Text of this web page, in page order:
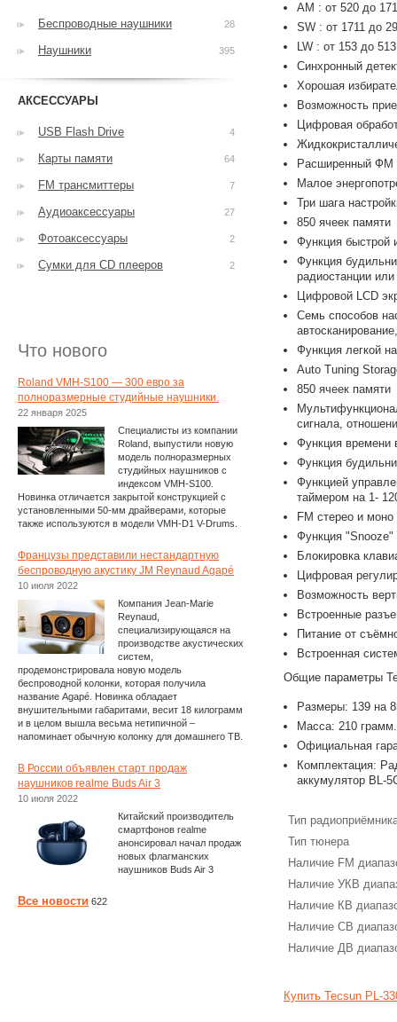
AM : от 520 до
SW : от 1711 до
LW : от 153 до
Синхронный
Хорошая
Возможность
Цифровая
Расширенный ФМ
Малое
Три шага
850 ячеек памяти
Функция быстрой
Функция
радиостанции
Цифровой LCD
Семь способов
Функция легкой
Auto Tuning
850 ячеек памяти
сигнала,
Функция времени
Функция
Функцией
таймером на 1-
FM стерео и моно
Функция "Snooze"
Блокировка
Цифровая
Возможность
Встроенные
Питание от
Встроенная
Общие параметры
Размеры: 139 на
Масса: 210
Официальная
Комплектация:
аккумулятор BL-
Тип
Тип тюнера
Наличие FM
Наличие УКВ
Наличие КВ
Наличие СВ
Наличие ДВ
Купить Tecsun PL-
Беспроводные наушники 28
Наушники 395
АКСЕССУАРЫ
USB Flash Drive 4
Карты памяти 64
FM трансмиттеры 7
Аудиоаксессуары 27
Фотоаксессуары 2
Сумки для CD плееров 2
Что нового
Roland VMH-S100 — 300 евро за
полноразмерные студийные наушники.
22 января 2025
Специалисты из компании
Roland, выпустили новую
модель полноразмерных
студийных наушников с
индексом VMH-S100.
Новинка отличается закрытой конструкцией с
установленными 50-мм драйверами, которые
также используются в модели VMH-D1 V-Drums.
Французы представили нестандартную
беспроводную акустику JM Reynaud Agapé
10 июля 2022
Компания Jean-Marie
Reynaud,
специализирующаяся на
производстве акустических
систем,
продемонстрировала новую модель
беспроводной колонки, которая получила
название Agapé. Новинка обладает
внушительными габаритами, весит 18 килограмм
и в целом вышла весьма нетипичной –
напоминает обычную колонку для домашнего ТВ.
В России объявлен старт продаж
наушников realme Buds Air 3
10 июля 2022
Китайский производитель
смартфонов realme
анонсировал начал продаж
новых флагманских
наушников Buds Air 3
Все новости 622